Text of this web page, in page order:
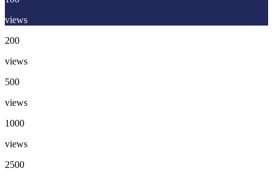
views
200
views
500
views
1000
views
2500